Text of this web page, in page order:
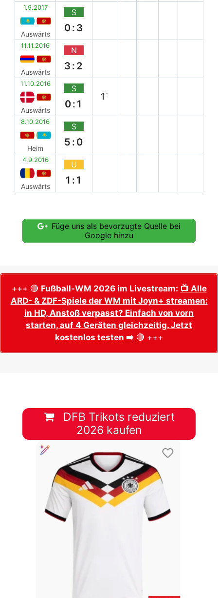
1.9.2017
Auswärts
S
0:3
11.11.2016
Auswärts
N
3:2
11.10.2016
Auswärts
S
0:1
1`
8.10.2016
Heim
S
5:0
4.9.2016
Auswärts
U
1:1
Füge uns als bevorzugte Quelle bei
Google hinzu
+++ 🔴 Fußball-WM 2026 im Livestream: 📺 Alle
ARD- & ZDF-Spiele der WM mit Joyn+ streamen:
in HD, Anstoß verpasst? Einfach von vorn
starten, auf 4 Geräten gleichzeitig. Jetzt
kostenlos testen ➡️ 🔴 +++
DFB Trikots reduziert
2026 kaufen